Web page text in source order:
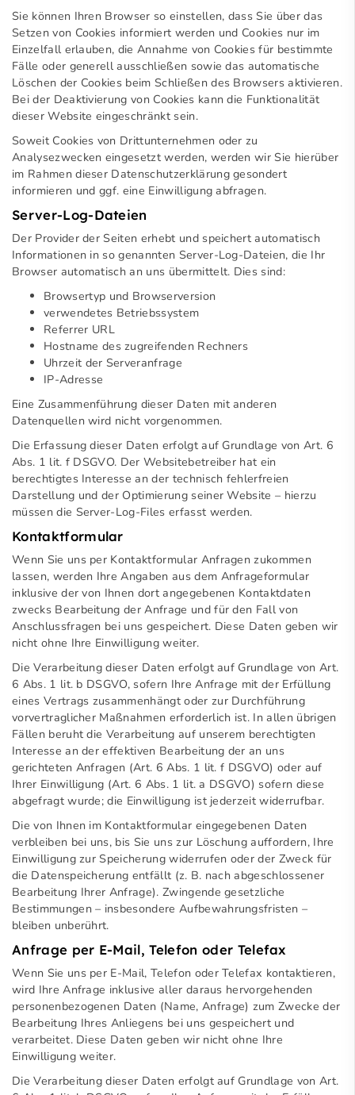
Sie können Ihren Browser so einstellen, dass Sie über das
Setzen von Cookies informiert werden und Cookies nur im
Einzelfall erlauben, die Annahme von Cookies für bestimmte
Fälle oder generell ausschließen sowie das automatische
Löschen der Cookies beim Schließen des Browsers aktivieren.
Bei der Deaktivierung von Cookies kann die Funktionalität
dieser Website eingeschränkt sein.
Soweit Cookies von Drittunternehmen oder zu
Analysezwecken eingesetzt werden, werden wir Sie hierüber
im Rahmen dieser Datenschutzerklärung gesondert
informieren und ggf. eine Einwilligung abfragen.
Server-Log-Dateien
Der Provider der Seiten erhebt und speichert automatisch
Informationen in so genannten Server-Log-Dateien, die Ihr
Browser automatisch an uns übermittelt. Dies sind:
Browsertyp und Browserversion
verwendetes Betriebssystem
Referrer URL
Hostname des zugreifenden Rechners
Uhrzeit der Serveranfrage
IP-Adresse
Eine Zusammenführung dieser Daten mit anderen
Datenquellen wird nicht vorgenommen.
Die Erfassung dieser Daten erfolgt auf Grundlage von Art. 6
Abs. 1 lit. f DSGVO. Der Websitebetreiber hat ein
berechtigtes Interesse an der technisch fehlerfreien
Darstellung und der Optimierung seiner Website – hierzu
müssen die Server-Log-Files erfasst werden.
Kontaktformular
Wenn Sie uns per Kontaktformular Anfragen zukommen
lassen, werden Ihre Angaben aus dem Anfrageformular
inklusive der von Ihnen dort angegebenen Kontaktdaten
zwecks Bearbeitung der Anfrage und für den Fall von
Anschlussfragen bei uns gespeichert. Diese Daten geben wir
nicht ohne Ihre Einwilligung weiter.
Die Verarbeitung dieser Daten erfolgt auf Grundlage von Art.
6 Abs. 1 lit. b DSGVO, sofern Ihre Anfrage mit der Erfüllung
eines Vertrags zusammenhängt oder zur Durchführung
vorvertraglicher Maßnahmen erforderlich ist. In allen übrigen
Fällen beruht die Verarbeitung auf unserem berechtigten
Interesse an der effektiven Bearbeitung der an uns
gerichteten Anfragen (Art. 6 Abs. 1 lit. f DSGVO) oder auf
Ihrer Einwilligung (Art. 6 Abs. 1 lit. a DSGVO) sofern diese
abgefragt wurde; die Einwilligung ist jederzeit widerrufbar.
Die von Ihnen im Kontaktformular eingegebenen Daten
verbleiben bei uns, bis Sie uns zur Löschung auffordern, Ihre
Einwilligung zur Speicherung widerrufen oder der Zweck für
die Datenspeicherung entfällt (z. B. nach abgeschlossener
Bearbeitung Ihrer Anfrage). Zwingende gesetzliche
Bestimmungen – insbesondere Aufbewahrungsfristen –
bleiben unberührt.
Anfrage per E-Mail, Telefon oder Telefax
Wenn Sie uns per E-Mail, Telefon oder Telefax kontaktieren,
wird Ihre Anfrage inklusive aller daraus hervorgehenden
personenbezogenen Daten (Name, Anfrage) zum Zwecke der
Bearbeitung Ihres Anliegens bei uns gespeichert und
verarbeitet. Diese Daten geben wir nicht ohne Ihre
Einwilligung weiter.
Die Verarbeitung dieser Daten erfolgt auf Grundlage von Art.